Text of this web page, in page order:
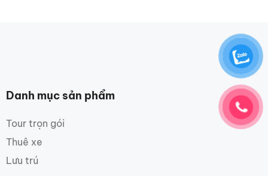
Danh mục sản phẩm
Tour trọn gói
Thuê xe
Lưu trú